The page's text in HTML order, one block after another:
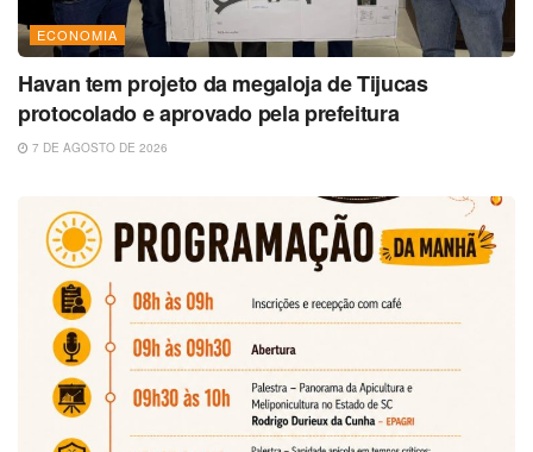
ECONOMIA
Havan tem projeto da megaloja de Tijucas
protocolado e aprovado pela prefeitura
7 DE AGOSTO DE 2026